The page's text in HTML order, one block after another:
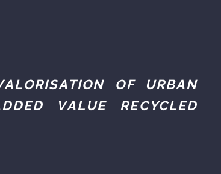
OF URBAN
VALUE RECYCLED